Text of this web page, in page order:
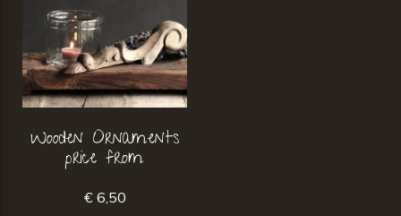
Wooden Ornaments
price from
€ 6,50